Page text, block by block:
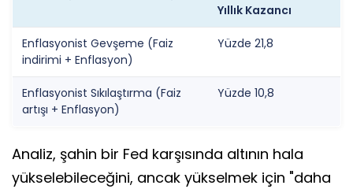
Yıllık Kazancı
Enflasyonist Gevşeme (Faiz
indirimi + Enflasyon)
Yüzde 21,8
Enflasyonist Sıkılaştırma (Faiz
artışı + Enflasyon)
Yüzde 10,8
Analiz, şahin bir Fed karşısında altının hala
yükselebileceğini, ancak yükselmek için "daha